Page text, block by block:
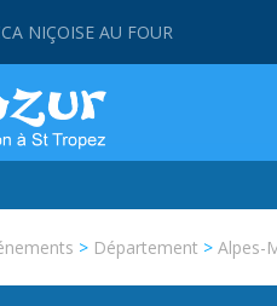
NIÇOISE AU FOUR
> Département >Alpes-